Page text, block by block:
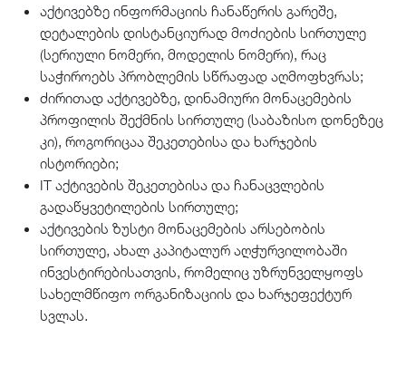
აქტივებზე ინფორმაციის ჩანაწერის გარეშე,
დეტალების დისტანციურად მოძიების სირთულე
(სერიული ნომერი, მოდელის ნომერი), რაც
საჭიროებს პრობლემის სწრაფად აღმოფხვრას;
ძირითად აქტივებზე, დინამიური მონაცემების
პროფილის შექმნის სირთულე (საბაზისო დონეზეც
კი), როგორიცაა შეკეთებისა და ხარჯების
ისტორიები;
IT აქტივების შეკეთებისა და ჩანაცვლების
გადაწყვეტილების სირთულე;
აქტივების ზუსტი მონაცემების არსებობის
სირთულე, ახალ კაპიტალურ აღჭურვილობაში
ინვესტირებისათვის, რომელიც უზრუნველყოფს
სახელმწიფო ორგანიზაციის და ხარჯეფექტურ
სვლას.